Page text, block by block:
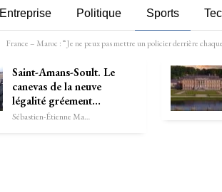
Entreprise Politique Sports
France – Maroc : “Je ne peux pas mettre un policier derrière
Saint-Amans-Soult. Le
canevas de la neuve
légalité gréement…
Sébastien-Étienne Marechal